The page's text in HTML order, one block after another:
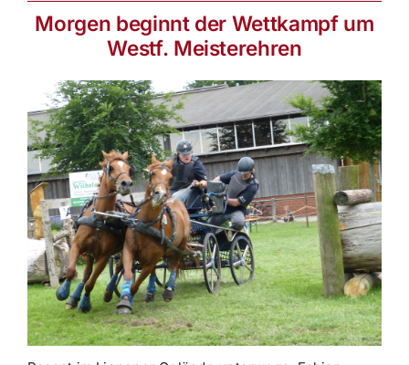
Morgen beginnt der Wettkampf um
Westf. Meisterehren